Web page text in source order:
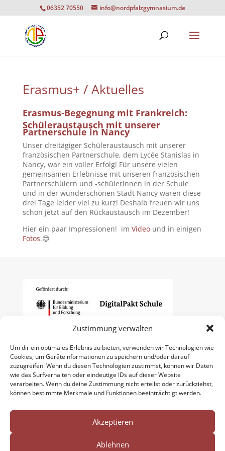
Zustimmung verwalten
Um dir ein optimales Erlebnis zu bieten, verwenden wir Technologien wie
Cookies, um Geräteinformationen zu speichern und/oder darauf
zuzugreifen. Wenn du diesen Technologien zustimmst, können wir Daten
wie das Surfverhalten oder eindeutige IDs auf dieser Website
verarbeiten. Wenn du deine Zustimmung nicht erteilst oder zurückziehst,
können bestimmte Merkmale und Funktionen beeinträchtigt werden.
Akzeptieren
Ablehnen
06352 70550 info@nordpfalzgymnasium.de
Erasmus+ / Aktuelles
Erasmus-Begegnung mit Frankreich:
Schüleraustausch mit unserer
Partnerschule in Nancy
Unser dreitägiger Schüleraustausch mit unserer
französischen Partnerschule, dem Lycée Stanislas in
Nancy, war ein voller Erfolg! Für unsere vielen
gemeinsamen Erlebnisse mit unseren französischen
Partnerschülern und -schülerinnen in der Schule
und in der wunderschönen Stadt Nancy waren diese
drei Tage leider viel zu kurz! Deshalb freuen wir uns
schon jetzt auf den Rückaustausch im Dezember!
Hier ein paar Impressionen! im Videound in einigen
Fotos.😊